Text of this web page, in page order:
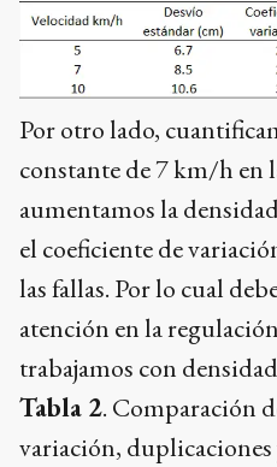
Por otro lado,
constante de 7 km/h en
aumentamos la
el coeficiente de
las fallas. Por lo cual
atención en la
trabajamos con
Tabla 2. Comparación
variación, duplicaciones